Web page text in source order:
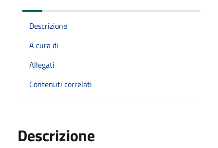
Descrizione
A cura di
Allegati
Contenuti correlati
Descrizione